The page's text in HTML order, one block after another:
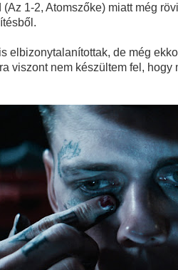
1-2, Atomszőke) miatt még
elbizonytalanítottak, de még
viszont nem készültem fel,